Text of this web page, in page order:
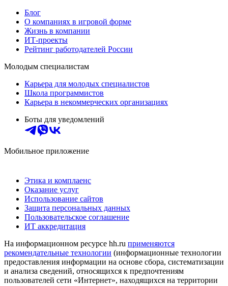
Блог
О компаниях в игровой форме
Жизнь в компании
ИТ-проекты
Рейтинг работодателей России
Молодым специалистам
Карьера для молодых специалистов
Школа программистов
Карьера в некоммерческих организациях
Боты для уведомлений
Мобильное приложение
Этика и комплаенс
Оказание услуг
Использование сайтов
Защита персональных данных
Пользовательское соглашение
ИТ аккредитация
На информационном ресурсе hh.ru применяются
рекомендательные технологии (информационные технологии
предоставления информации на основе сбора, систематизации
и анализа сведений, относящихся к предпочтениям
пользователей сети «Интернет», находящихся на территории